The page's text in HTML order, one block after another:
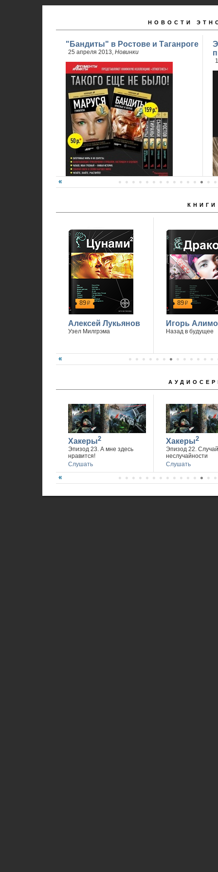
НОВОСТИ
"Бандиты" в Ростове и Таганроге
25 апреля 2013, Новинки
24 апреля стартовали продажи 2 книги
КНИГИ
89р
Алексей Лукьянов
Узел Милгрэма
89р
Игорь
Назад в будущее
Хакеры2
Эпизод 23. А мне здесь
нравится!
Слушать
Хакеры2
Эпизод 22.
неслучайности
Слушать